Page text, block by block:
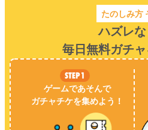
たのしみ方
ハズレ
毎日無料ガチ
ゲームであそんで
ガチャチケを集めよう！